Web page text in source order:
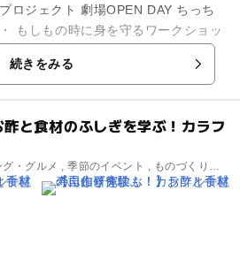
ェクト 劇場OPEN DAY ちっち
もしもの時に身を守るワークショッ
付き ちっちゃい姫江原河畔劇場の中をめぐりな...
続きをみる
酢と食材のふしぎを学ぶ！カラフ
・グルメ , 季節のイベント , ものづくり・